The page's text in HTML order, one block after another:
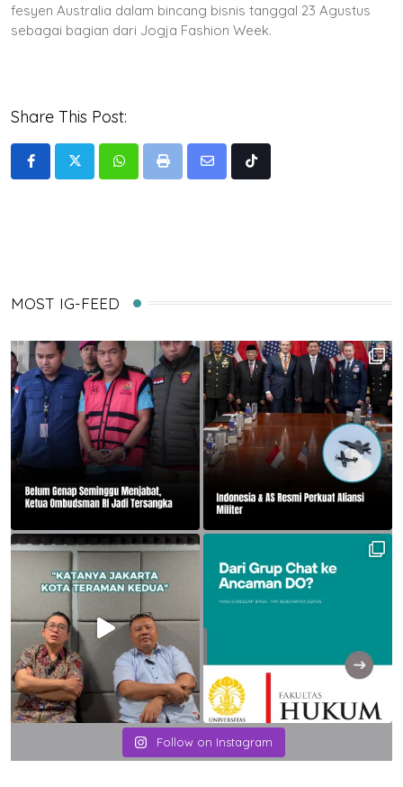
fesyen Australia dalam bincang bisnis tanggal 23 Agustus
sebagai bagian dari Jogja Fashion Week.
Share This Post:
WhatsappPrint
Share
Tiktok
MOST IG-FEED
Follow on Instagram